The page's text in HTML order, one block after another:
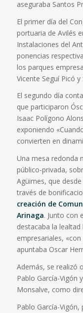
aseguraba Santos
El primer día del
portuaria de Avilés
Instalaciones del
ponencias
los parques
Vicente Seguí Picó y
El segundo día
que participaron
Isaac Polígono
exponiendo
convierten en
Una mesa redonda
público-privada,
Agüimes, que
través de
creación de
Arinaga. Junto con
destacaba la
empresariales,
apuntaba Oscar
Además, se realizó
Pablo García-Vigón
Monsalve, como
Pablo García-Vigón,